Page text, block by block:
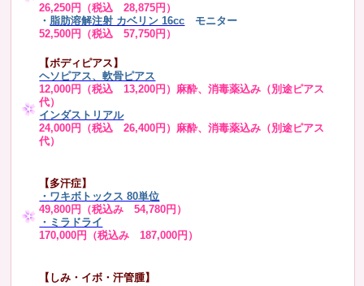
26,250円（税込 28,875円）
・ 脂肪溶解注射 カベリン 16cc
モニター
52,500円（税込 57,750円）
【ボディピアス】
ヘソピアス、軟骨ピアス
12,000円（税込 13,200円）麻酔、消毒薬込み（別途ピアス
代）
インダストリアル
24,000円（税込 26,400円）麻酔、消毒薬込み（別途ピアス
代）
【多汗症】
・ ワキボトックス 80単位
49,800円（税込み 54,780円）
・ミラドライ
170,000円（税込み 187,000円）
【しみ・イボ・汗管腫】